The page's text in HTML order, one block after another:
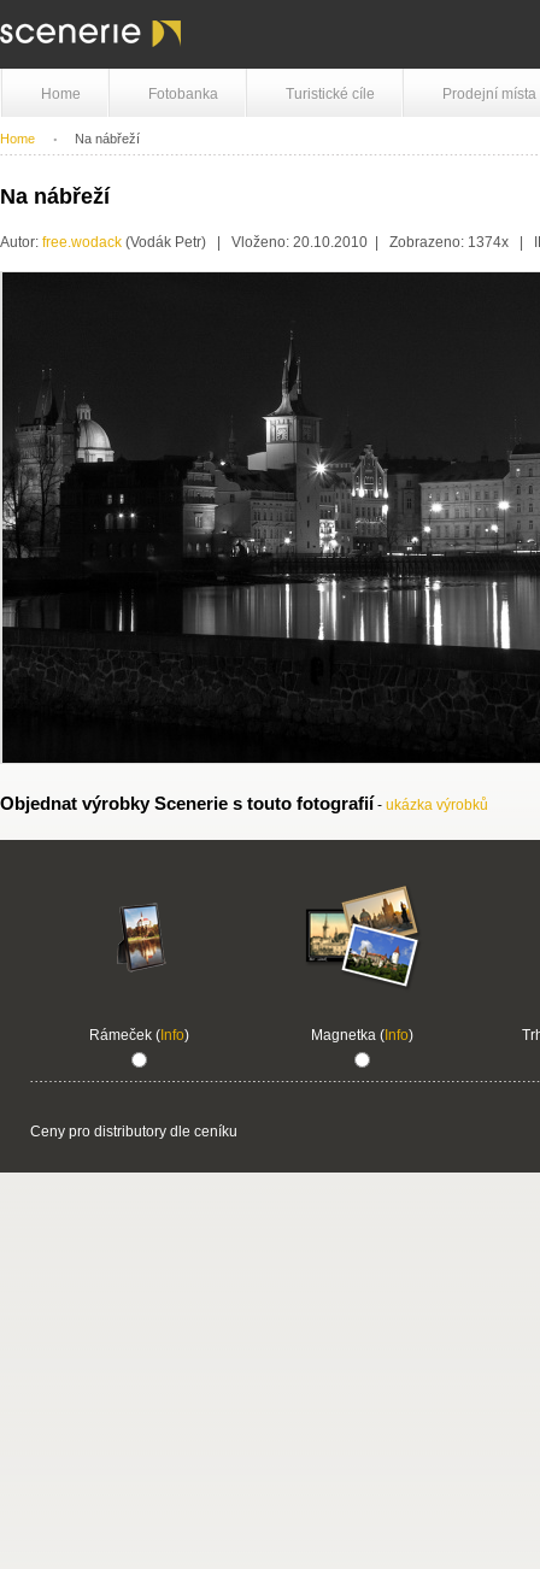
Home Fotobanka Turistické cíle Prodejní místa
Home Na nábřeží
Na nábřeží
Autor: free.wodack (Vodák Petr) | Vloženo: 20.10.2010 | Zobrazeno: 1374x |
Objednat výrobky Scenerie s touto fotografií - ukázka výrobků
Rámeček (Info) Magnetka (Info)
Ceny pro distributory dle ceníku